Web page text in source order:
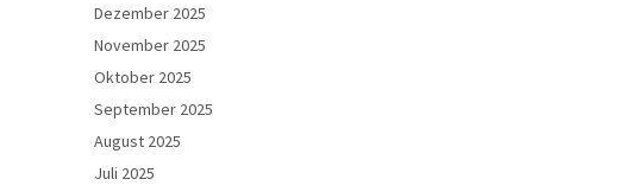
Dezember 2025
November 2025
Oktober 2025
September 2025
August 2025
Juli 2025